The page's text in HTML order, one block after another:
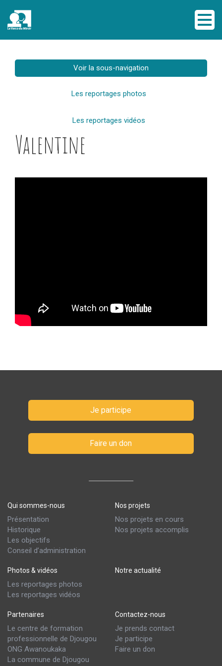
Voir la sous-navigation
Les reportages photos
Les reportages vidéos
Valentine
Je participe
Faire un don
Qui sommes-nous
Présentation
Historique
Les objectifs
Conseil d’administration
Nos projets
Nos projets en cours
Nos projets accomplis
Photos & vidéos
Les reportages photos
Les reportages vidéos
Notre actualité
Partenaires
Le centre de formation
professionnelle de Djougou
ONG Awanoukaka
La commune de Djougou
Contactez-nous
Je prends contact
Je participe
Faire un don